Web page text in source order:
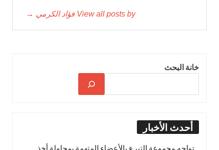
View all posts by فؤاد الكرمي →
خانة البحث
أحدث الأخبار
تواجه مجموعة التبرع بالأعضاء المتهمة بمحاولة أخذ